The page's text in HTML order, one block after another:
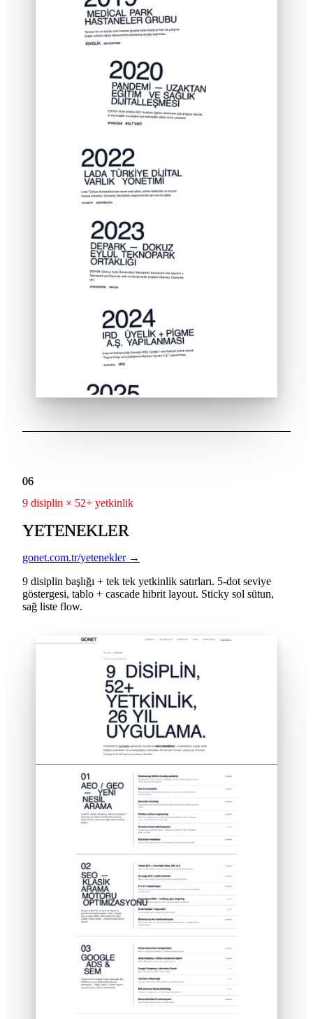
06
9 disiplin × 52+ yetkinlik
YETENEKLER
gonet.com.tr/yetenekler →
9 disiplin başlığı + tek tek yetkinlik satırları. 5-dot seviye
göstergesi, tablo + cascade hibrit layout. Sticky sol sütun,
sağ liste flow.